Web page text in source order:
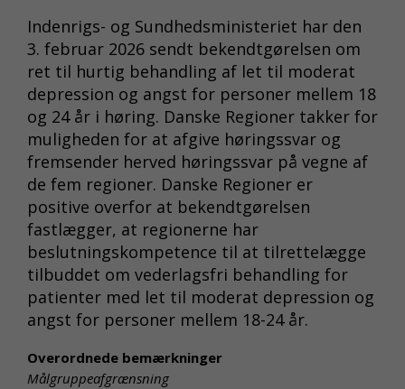
Indenrigs- og Sundhedsministeriet har den
3. februar 2026 sendt bekendtgørelsen om
ret til hurtig behandling af let til moderat
depression og angst for personer mellem 18
og 24 år i høring. Danske Regioner takker for
muligheden for at afgive høringssvar og
fremsender herved høringssvar på vegne af
de fem regioner. Danske Regioner er
positive overfor at bekendtgørelsen
fastlægger, at regionerne har
beslutningskompetence til at tilrettelægge
tilbuddet om vederlagsfri behandling for
patienter med let til moderat depression og
angst for personer mellem 18-24 år.
Overordnede bemærkninger
Målgruppeafgrænsning